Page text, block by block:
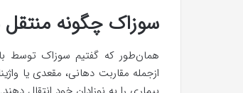
سوزاک چگونه
همان‌طور که گفتیم سوزاک توسط
ازجمله مقاربت دهانی، مقعدی یا